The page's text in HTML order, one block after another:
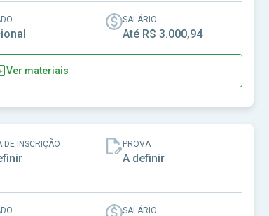
SALÁRIO
Até R$ 3.000,94
Ver materiais
DE INSCRIÇÃO PROVA
A definir
SALÁRIO